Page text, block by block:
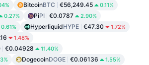
BitcoinBTC €56,249.45 0.11%
0.27% PiPI €0.0787 2.90%
0.61% HyperliquidHYPE €47.30 1.72%
1.48%
€0.04928 11.40%
DogecoinDOGE €0.06136 1.55%